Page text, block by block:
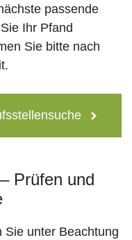
passende
Ihr Pfand
Sie bitte nach
Prüfen und
Sie unter Beachtung